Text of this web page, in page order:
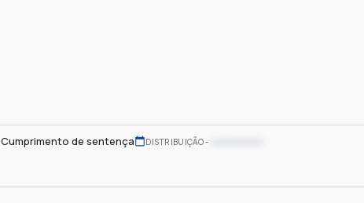
Cumprimento de sentença DISTRIBUIÇÃO